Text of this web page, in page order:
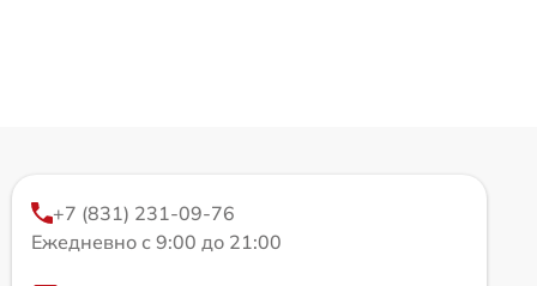
+7 (831) 231-09-76
Ежедневно с 9:00 до 21:00